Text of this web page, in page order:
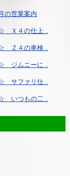
営業案内
Ｘ４の仕上 ..
Ｚ４の車検 ..
ジムニーに ..
サファリ仕 ..
いつもの二 ..